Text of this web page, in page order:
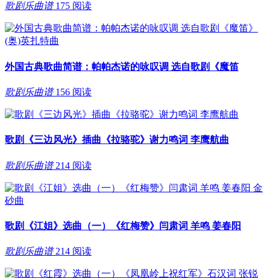
歌剧乐曲谱 175 阅读
外国古典歌曲简谱：帕帕杰诺的咏叹调 选自歌剧《魔笛
歌剧乐曲谱 156 阅读
歌剧《三边风光》插曲《拉骆驼》谢力鸣词 李鹰航曲
歌剧乐曲谱 214 阅读
歌剧《江姐》选曲（一）《红梅赞》闫肃词 羊鸣 姜春阳
歌剧乐曲谱 214 阅读